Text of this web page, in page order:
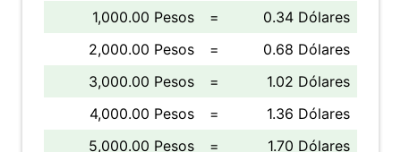
1,000.00 Pesos =
0.34 Dólares
2,000.00 Pesos
=
0.68 Dólares
3,000.00 Pesos
=
1.02 Dólares
4,000.00 Pesos
=
1.36 Dólares
5,000.00 Pesos
=
1.70 Dólares